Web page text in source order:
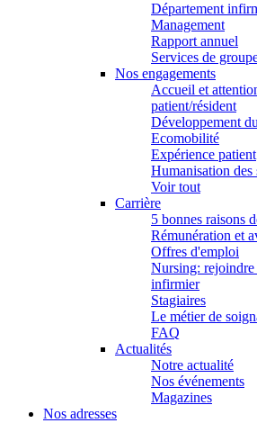
Département
Management
Rapport annuel
Services de
Nos engagements
Accueil et
patient/résident
Développement
Ecomobilité
Expérience patient
Humanisation des
Voir tout
Carrière
5 bonnes raisons
Rémunération et
Offres d'emploi
Nursing: rejoindre
infirmier
Stagiaires
Le métier de
FAQ
Actualités
Notre actualité
Nos événements
Magazines
Nos adresses